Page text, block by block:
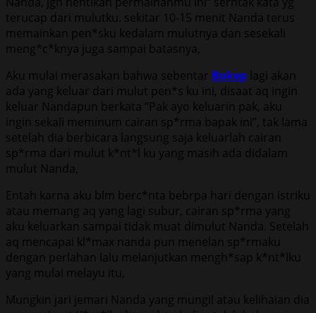
terucap dari mulutku. sekitar 10-15 menit Nanda terus
memainkan pen*sku kedalam mulutnya dan sesekali
meng*c*knya juga sampai batasnya,
Aku mulai merasakan bahwa sebentar Bokep lagi akan
ada yang keluar dari mulut pen*s ku ini, disaat aq ingin
keluar Nandapun berkata “Pak ayo keluarin pak, aku
ingin sekali meminum cairan sp*rma bapak ini”, tak lama
setelah dia berbicara langsung saja keluarlah cairan
sp*rma dari mulut k*nt*l ku yang masih ada didalam
mulut Nanda,
Entah karna aku blm berc*nta bebrpa hari dengan istriku
atau memang aq yang lagi subur, cairan sp*rma yang
aku keluarkan sampai tidak muat dimulut Nanda. Setelah
aq mencapai kl*max nanda pun menelan sp*rmaku
dengan perlahan lalu melanjutkan mengh*sap k*nt*lku
yang mulai melayu itu,
Mungkin jari jemari Nanda yang mungil atau kelihaian dia